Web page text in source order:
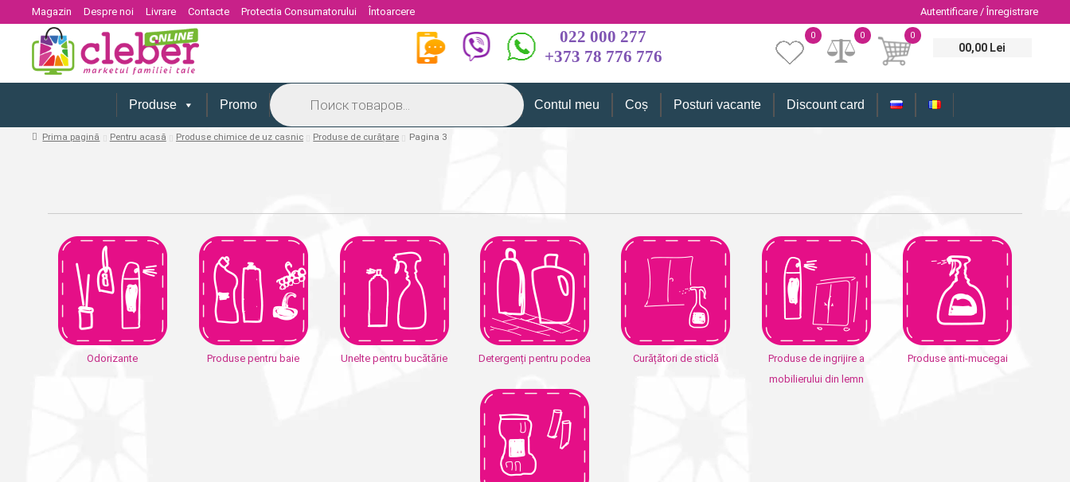
Magazin Despre noi Livrare Contacte Protectia Consumatorului Întoarcere Autentificare / Înregistrare
022 000 277
+373 78 776 776
0
00,00 Lei
0
0
Produse Promo
Products
search
Contul meu Coș Posturi vacante Discount card
Prima pagină Pentru acasă Produse chimice de uz casnic Produse de curățare Pagina 3
Odorizante Produse pentru baie Unelte pentru bucătărie Detergenți pentru podea Curățători de sticlă
Produse de ingrijire a
mobilierului din lemn
Produse anti-mucegai